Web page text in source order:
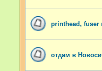
printhead, fuser
отдам в